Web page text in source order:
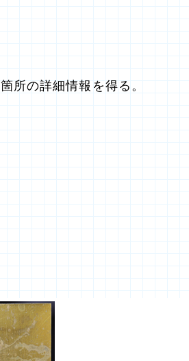
所の詳細情報を得る。